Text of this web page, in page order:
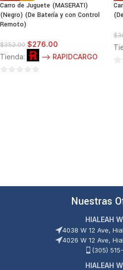
Carro de Juguete (MASERATI)
(Negro) (De Batería y con Control
Remoto)
$352.00 $276.00
Tienda:
--> RAPIDCARGO
$
Nuestras
HIALEAH
4038 W 12 Ave,
4026 W 12 Ave,
(305)
HIALEAH